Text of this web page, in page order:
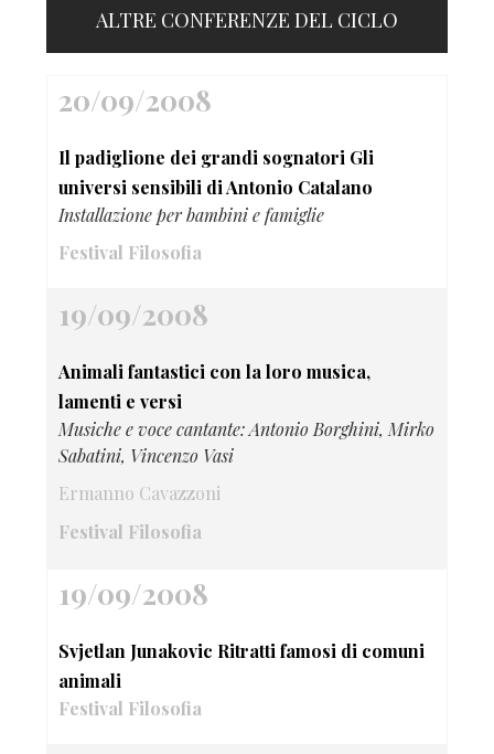
ALTRE CONFERENZE DEL CICLO
20/09/2008
Il padiglione dei grandi sognatori Gli
universi sensibili di Antonio Catalano
Installazione per bambini e famiglie
Festival Filosofia
19/09/2008
Animali fantastici con la loro musica,
lamenti e versi
Musiche e voce cantante: Antonio Borghini, Mirko
Sabatini, Vincenzo Vasi
Ermanno Cavazzoni
Festival Filosofia
19/09/2008
Svjetlan Junakovic Ritratti famosi di comuni
animali
Festival Filosofia